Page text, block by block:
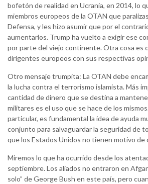
bofetón de realidad en Ucrania, en 2014, lo
miembros europeos de la OTAN que
Defensa, y les hizo asumir que por el
aumentarlos. Trump ha vuelto a exigir ese
por parte del viejo continente. Otra cosa es
dirigentes europeos con sus respectivas
Otro mensaje trumpita: La OTAN debe
la lucha contra el terrorismo islamista. Más
cantidad de dinero que se destina a
militares es el uso que se hace de los
particular, es fundamental la idea de ayuda
conjunto para salvaguardar la seguridad de
que los Estados Unidos no tienen motivo de
Miremos lo que ha ocurrido desde los
septiembre. Los aliados no entraron en
solo” de George Bush en este país, pero